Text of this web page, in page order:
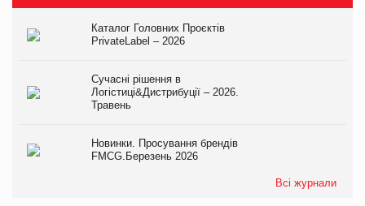
Каталог Головних Проєктів
PrivateLabel – 2026
Сучасні рішення в
Логістиці&Дистрибуції – 2026.
Травень
Новинки. Просування брендів
FMCG.Березень 2026
Всі журнали